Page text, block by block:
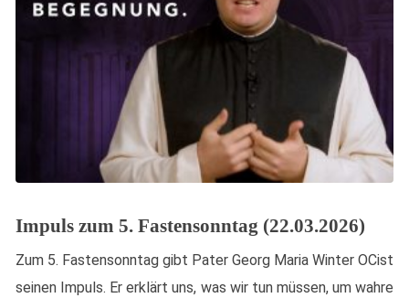
Impuls zum 5. Fastensonntag (22.03.2026)
Zum 5. Fastensonntag gibt Pater Georg Maria Winter OCist
seinen Impuls. Er erklärt uns, was wir tun müssen, um wahre